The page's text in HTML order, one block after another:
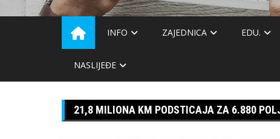
INFO ZAJEDNICA EDU.
NASLIJEĐE
21,8 MILIONA KM PODSTICAJA ZA 6.880